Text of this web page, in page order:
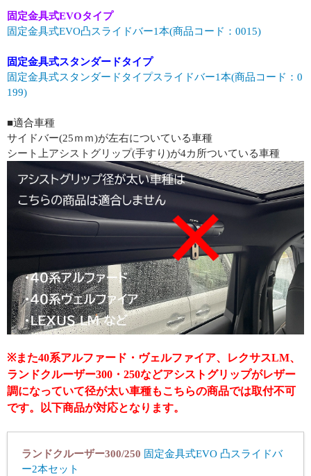
固定金具式EVOタイプ
固定金具式EVO凸スライドバー1本(商品コード：0015)
固定金具式スタンダードタイプ
固定金具式スタンダードタイプスライドバー1本(商品コード：0
199)
■適合車種
サイドバー(25ｍｍ)が左右についている車種
シート上アシストグリップ(手すり)が4カ所ついている車種
※また40系アルファード・ヴェルファイア、レクサスLM、
ランドクルーザー300・250などアシストグリップがレザー
調になっていて径が太い車種もこちらの商品では取付不可
です。以下商品が対応となります。
ランドクルーザー300/250 固定金具式EVO 凸スライドバ
ー2本セット